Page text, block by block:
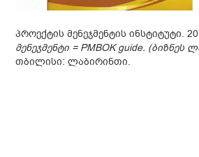
პროექტის მენეჯმენტის ინსტიტუტი.
მენეჯმენტი = PMBOK guide. (ბიზნეს
თბილისი: ლაბირინთი.